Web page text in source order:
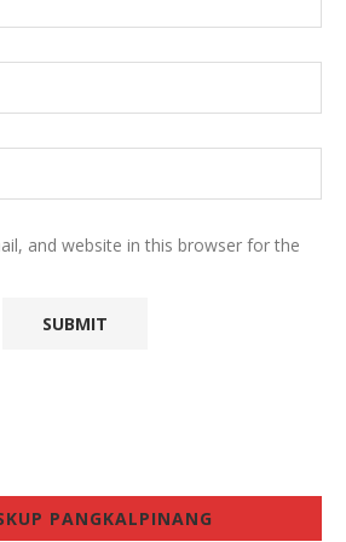
and website in this browser for the
PANGKALPINANG